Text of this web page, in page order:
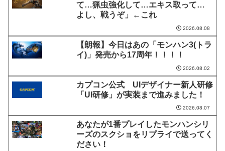
て…猟虫強化して…エキス取って…
よし、戦うぞ」←これ
2026.08.08
【朗報】今日はあの「モンハン3(トラ
イ)」発売から17周年！！！！
2026.08.02
カプコン公式 UIデザイナー新人研修
「UI研修」が実装まで進みました！
2026.08.07
あなたが1番プレイしたモンハンシリ
ーズのスクショをリプライで送ってく
ださい！